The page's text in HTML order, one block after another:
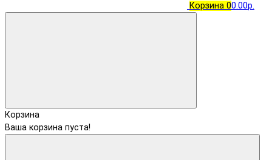
Корзина 00.00р.
Корзина
Ваша корзина пуста!